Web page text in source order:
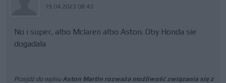
19.04.2023 08:43
No i super, albo Mclaren albo Aston. Oby Honda sie
dogadala
Przejdź do wpisuAston Martin rozważa możliwość związania się z